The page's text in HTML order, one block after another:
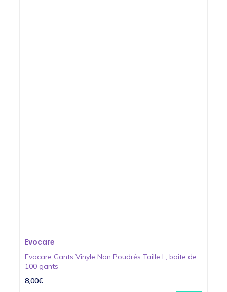
Evocare
Evocare Gants Vinyle Non Poudrés Taille L, boite de
100 gants
8,00€